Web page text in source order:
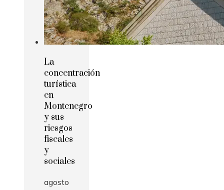
La
concentración
turística
en
Montenegro
y sus
riesgos
fiscales
y
sociales
agosto